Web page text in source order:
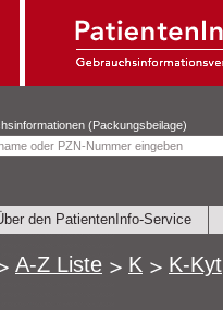
Gebrauchsinformationen (Packungsbeilage)
den PatientenInfo-Service
A-Z Liste K K-Kyt